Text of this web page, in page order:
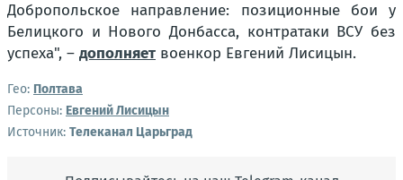
Добропольское направление: позиционные бои у
Белицкого и Нового Донбасса, контратаки ВСУ без
успеха", – дополняет военкор Евгений Лисицын.
Гео: Полтава
Персоны: Евгений Лисицын
Источник: Телеканал Царьград